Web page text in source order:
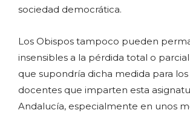
sociedad democrática.
Los Obispos tampoco pueden
insensibles a la pérdida total o
que supondría dicha medida para los
docentes que imparten esta
Andalucía, especialmente en unos